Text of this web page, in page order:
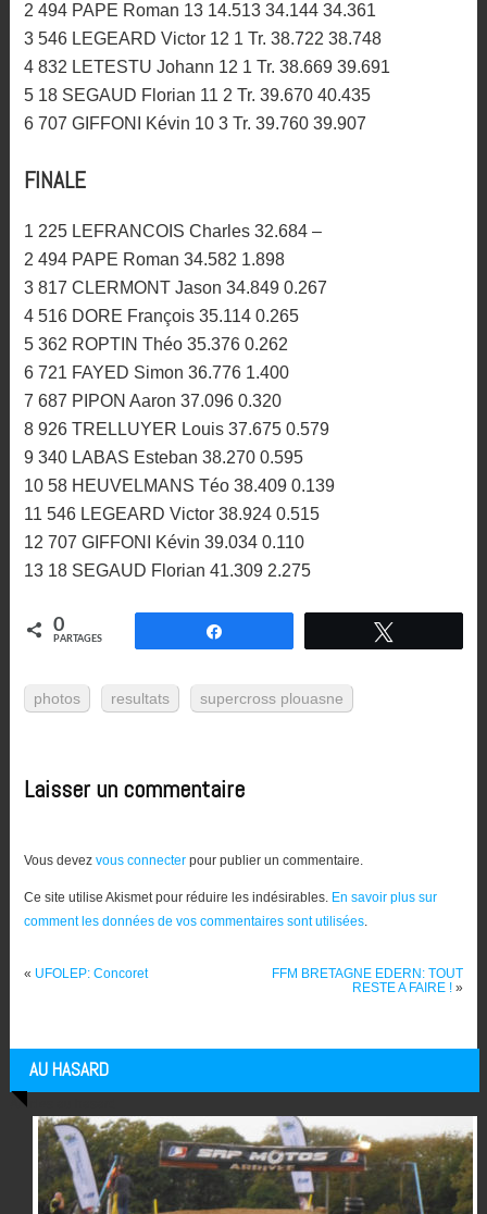
2 494 PAPE Roman 13 14.513 34.144 34.361
3 546 LEGEARD Victor 12 1 Tr. 38.722 38.748
4 832 LETESTU Johann 12 1 Tr. 38.669 39.691
5 18 SEGAUD Florian 11 2 Tr. 39.670 40.435
6 707 GIFFONI Kévin 10 3 Tr. 39.760 39.907
FINALE
1 225 LEFRANCOIS Charles 32.684 –
2 494 PAPE Roman 34.582 1.898
3 817 CLERMONT Jason 34.849 0.267
4 516 DORE François 35.114 0.265
5 362 ROPTIN Théo 35.376 0.262
6 721 FAYED Simon 36.776 1.400
7 687 PIPON Aaron 37.096 0.320
8 926 TRELLUYER Louis 37.675 0.579
9 340 LABAS Esteban 38.270 0.595
10 58 HEUVELMANS Téo 38.409 0.139
11 546 LEGEARD Victor 38.924 0.515
12 707 GIFFONI Kévin 39.034 0.110
13 18 SEGAUD Florian 41.309 2.275
0
PARTAGES
photos resultats supercross plouasne
Laisser un commentaire
Vous devez vous connecterpour publier un commentaire.
Ce site utilise Akismet pour réduire les indésirables. En savoir plus sur
comment les données de vos commentaires sont utilisées.
« UFOLEP: Concoret
FFM BRETAGNE EDERN: TOUT
RESTE A FAIRE ! »
AU HASARD
Articles au hasard